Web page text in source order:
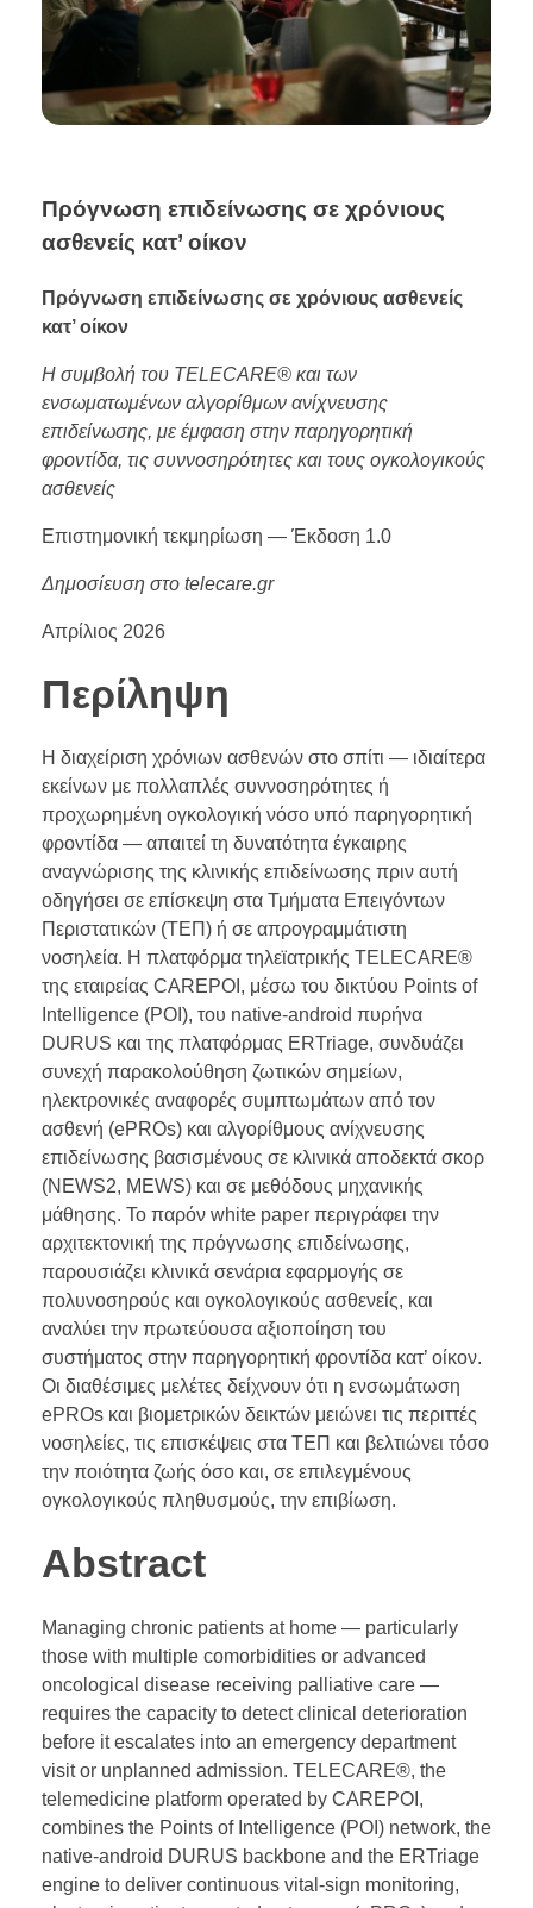
Πρόγνωση επιδείνωσης σε χρόνιους
ασθενείς κατ’ οίκον
Πρόγνωση επιδείνωσης σε χρόνιους ασθενείς
κατ’ οίκον
Η συμβολή του TELECARE® και των
ενσωματωμένων αλγορίθμων ανίχνευσης
επιδείνωσης, με έμφαση στην παρηγορητική
φροντίδα, τις συννοσηρότητες και τους ογκολογικούς
ασθενείς
Επιστημονική τεκμηρίωση — Έκδοση 1.0
Δημοσίευση στο telecare.gr
Απρίλιος 2026
Περίληψη
Η διαχείριση χρόνιων ασθενών στο σπίτι — ιδιαίτερα
εκείνων με πολλαπλές συννοσηρότητες ή
προχωρημένη ογκολογική νόσο υπό παρηγορητική
φροντίδα — απαιτεί τη δυνατότητα έγκαιρης
αναγνώρισης της κλινικής επιδείνωσης πριν αυτή
οδηγήσει σε επίσκεψη στα Τμήματα Επειγόντων
Περιστατικών (ΤΕΠ) ή σε απρογραμμάτιστη
νοσηλεία. Η πλατφόρμα τηλεϊατρικής TELECARE®
της εταιρείας CAREPOI, μέσω του δικτύου Points of
Intelligence (POI), του native-android πυρήνα
DURUS και της πλατφόρμας ERTriage, συνδυάζει
συνεχή παρακολούθηση ζωτικών σημείων,
ηλεκτρονικές αναφορές συμπτωμάτων από τον
ασθενή (ePROs) και αλγορίθμους ανίχνευσης
επιδείνωσης βασισμένους σε κλινικά αποδεκτά σκορ
(NEWS2, MEWS) και σε μεθόδους μηχανικής
μάθησης. Το παρόν white paper περιγράφει την
αρχιτεκτονική της πρόγνωσης επιδείνωσης,
παρουσιάζει κλινικά σενάρια εφαρμογής σε
πολυνοσηρούς και ογκολογικούς ασθενείς, και
αναλύει την πρωτεύουσα αξιοποίηση του
συστήματος στην παρηγορητική φροντίδα κατ’ οίκον.
Οι διαθέσιμες μελέτες δείχνουν ότι η ενσωμάτωση
ePROs και βιομετρικών δεικτών μειώνει τις περιττές
νοσηλείες, τις επισκέψεις στα ΤΕΠ και βελτιώνει τόσο
την ποιότητα ζωής όσο και, σε επιλεγμένους
ογκολογικούς πληθυσμούς, την επιβίωση.
Abstract
Managing chronic patients at home — particularly
those with multiple comorbidities or advanced
oncological disease receiving palliative care —
requires the capacity to detect clinical deterioration
before it escalates into an emergency department
visit or unplanned admission. TELECARE®, the
telemedicine platform operated by CAREPOI,
combines the Points of Intelligence (POI) network, the
native-android DURUS backbone and the ERTriage
engine to deliver continuous vital-sign monitoring,